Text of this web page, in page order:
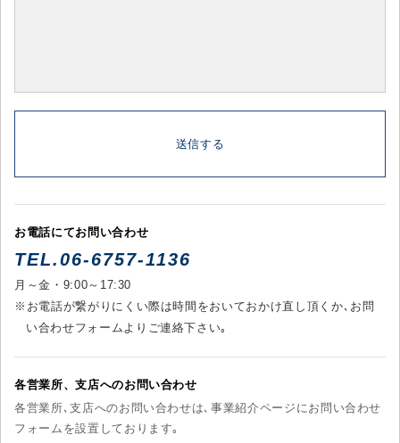
お電話にてお問い合わせ
TEL.06-6757-1136
月～金・9:00～17:30
※お電話が繋がりにくい際は時間をおいておかけ直し頂くか､お問
い合わせフォームよりご連絡下さい｡
各営業所、支店へのお問い合わせ
各営業所､支店へのお問い合わせは､事業紹介ページにお問い合わせ
フォームを設置しております｡